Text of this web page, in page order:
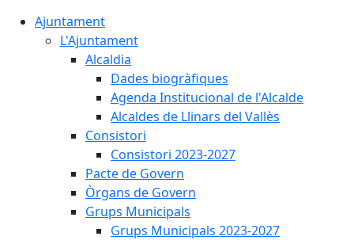
Ajuntament
L'Ajuntament
Alcaldia
Dades biogràfiques
Agenda Institucional de l'Alcalde
Alcaldes de Llinars del Vallès
Consistori
Consistori 2023-2027
Pacte de Govern
Òrgans de Govern
Grups Municipals
Grups Municipals 2023-2027